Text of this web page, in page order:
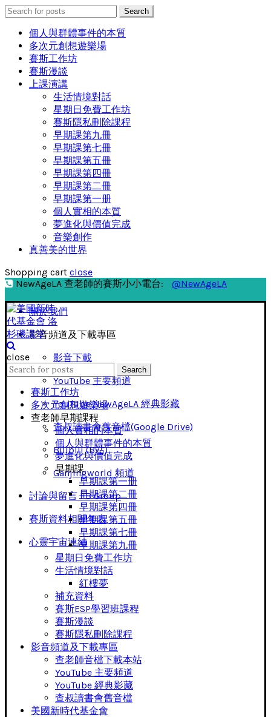
Search
for:
Search
個人與群體事件的本質
多次元創想遊樂場
賽斯工作坊
賽斯漫談
上課演講
生活情境對話
星期日免費工作坊
賽斯隱私刪除課程
早期課第九冊
早期課第七冊
早期課第五冊
早期課第四冊
早期課第二冊
早期課第一册
個人實相的本質
夢進化與價值完成
音樂創作
真善美的世界
Shopping cart close
NewAgeLA 查老師的賽斯小小電台:
@NewAgeLA
關於我們
影音頻道及下載專區
影音下載
YouTube 主要頻道
YouTube NewAgeLA 經典影藏
查叔讀書會舊音檔(Google Drive)
Bilibili (B站)
Ganjingworld 頻道
討論與留言 FB Group
賽斯資料相關年表
心靈宇宙連結
close
Search
for:
Search
賽斯工作坊
多次元創想遊樂場
查老師早期課程
個人實相的本質
個人與群體事件的本質
夢進化與價值完成
早期課
早期課第一册
早期課第二冊
早期課第四冊
早期課第五冊
早期課第七冊
早期課第九冊
星期日免費工作坊
生活情境對話
紅樓夢
補充資料
賽斯ESP學習班課程
賽斯漫談
賽斯隱私刪除課程
影音頻道及下載專區
查老師音檔下載本站
YouTube 主要頻道
YouTube 經典影藏
查叔讀書會舊音檔
美國新時代基金會